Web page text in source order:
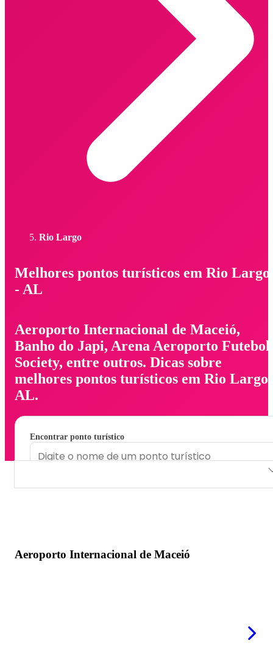
Rio Largo
Melhores pontos turísticos em Rio Largo
- AL
Aeroporto Internacional de Maceió,
Banho do Japi, Arena Aeroporto Futebol
Society, entre outros. Dicas sobre
melhores pontos turísticos em Rio Largo
AL.
Encontrar ponto turístico
Aeroporto Internacional de Maceió